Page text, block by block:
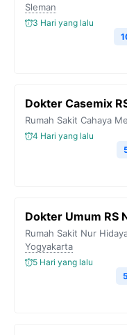
Sleman
3 Hari yang lalu
Dokter Casemix
Rumah Sakit Cahaya
4 Hari yang lalu
Dokter Umum RS
Rumah Sakit Nur
Yogyakarta
5 Hari yang lalu